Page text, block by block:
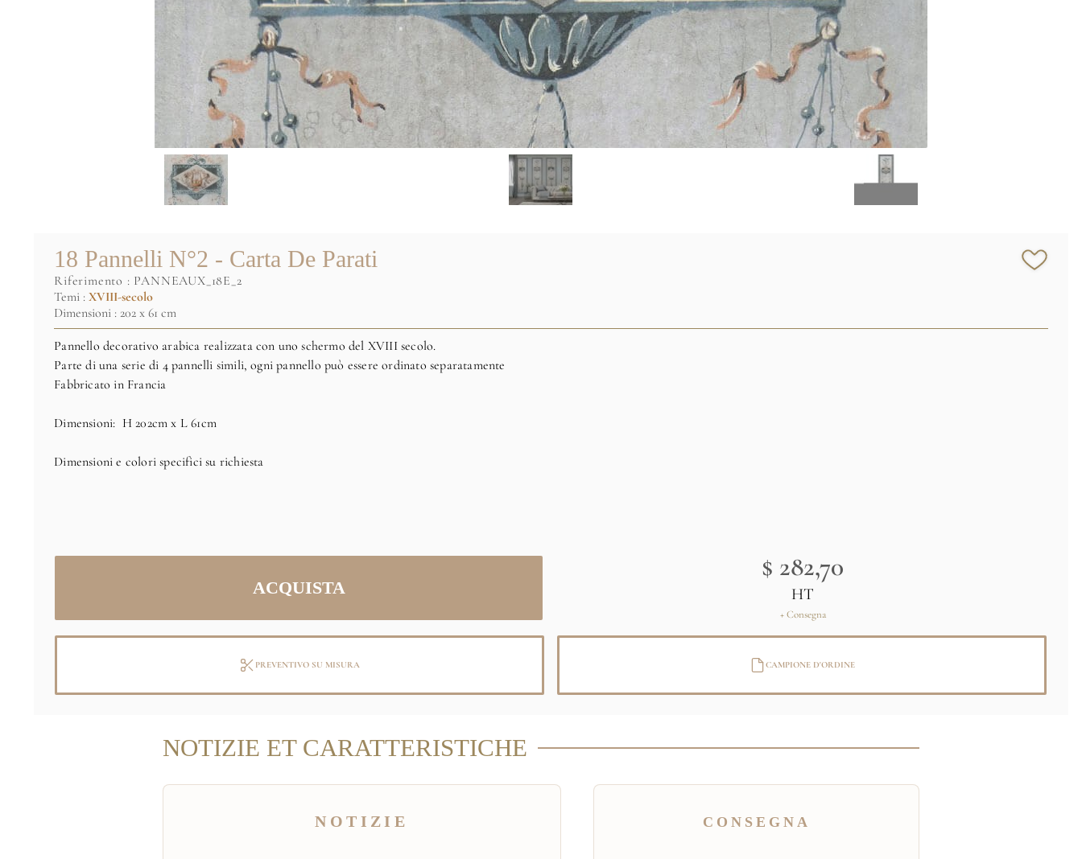
18 Pannelli N°2 - Carta De Parati
riferimento : PANNEAUX_18E_2
Temi :XVIII-secolo
Dimensioni : 202 x 61 cm
Pannello decorativo arabica realizzata con uno schermo del XVIII secolo.
Parte di una serie di 4 pannelli simili, ogni pannello può essere ordinato separatamente
Fabbricato in Francia
Dimensioni: H 202cm x L 61cm
Dimensioni e colori specifici su richiesta
$ 282,70
HT
+ Consegna
PREVENTIVO SU MISURA CAMPIONE D'ORDINE
NOTIZIE ET CARATTERISTICHE
NOTIZIE CONSEGNA